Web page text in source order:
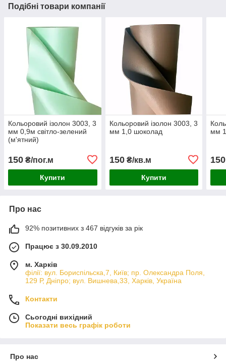
Подібні товари компанії
Кольоровий ізолон 3003, 3
мм 0,9м світло-зелений
(м'ятний)
150 ₴/пог.м
Купити
Кольоровий ізолон 3003, 3
мм 1,0 шоколад
150₴/кв.м
Купити
мм
150
Про нас
92% позитивних з 467 відгуків за рік
Працює з 30.09.2010
м. Харків
філії: вул. Бориcпільска,7, Київ; пр. Олександра Поля,
129 Р, Дніпро; вул. Вишнева,33, Харків, Україна
Контакти
Сьогодні вихідний
Показати весь графік роботи
Про нас